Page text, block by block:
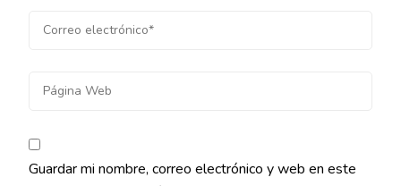
Guardar mi nombre, correo electrónico y web en este